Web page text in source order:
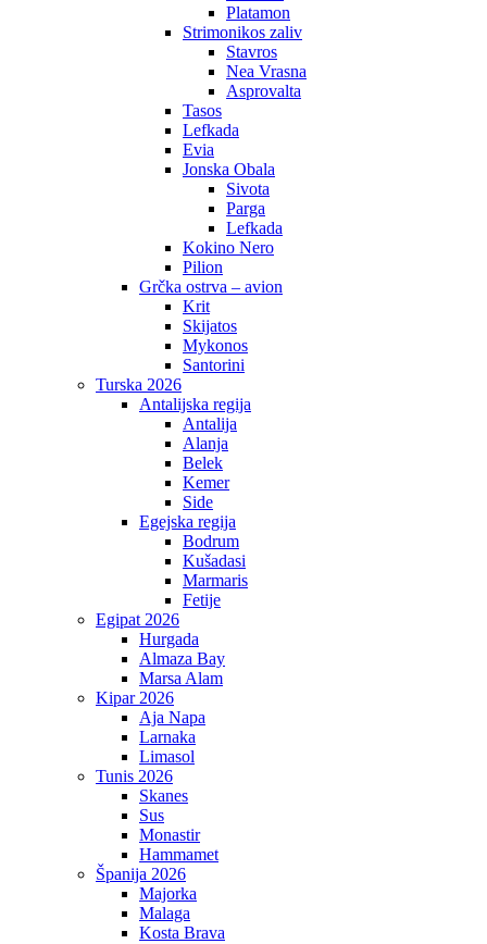
Platamon
Strimonikos zaliv
Stavros
Nea Vrasna
Asprovalta
Tasos
Lefkada
Evia
Jonska Obala
Sivota
Parga
Lefkada
Kokino Nero
Pilion
Grčka ostrva – avion
Krit
Skijatos
Mykonos
Santorini
Turska 2026
Antalijska regija
Antalija
Alanja
Belek
Kemer
Side
Egejska regija
Bodrum
Kušadasi
Marmaris
Fetije
Egipat 2026
Hurgada
Almaza Bay
Marsa Alam
Kipar 2026
Aja Napa
Larnaka
Limasol
Tunis 2026
Skanes
Sus
Monastir
Hammamet
Španija 2026
Majorka
Malaga
Kosta Brava